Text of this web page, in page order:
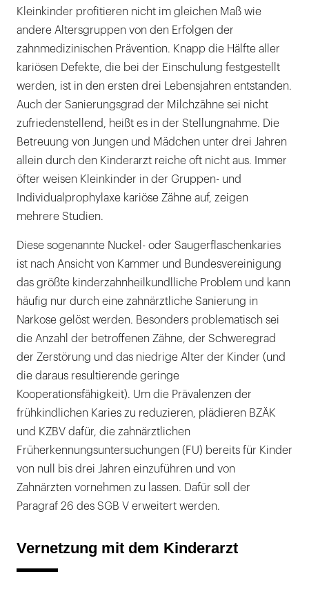
Kleinkinder profitieren nicht im gleichen Maß wie
andere Altersgruppen von den Erfolgen der
zahnmedizinischen Prävention. Knapp die Hälfte aller
kariösen Defekte, die bei der Einschulung festgestellt
werden, ist in den ersten drei Lebensjahren entstanden.
Auch der Sanierungsgrad der Milchzähne sei nicht
zufriedenstellend, heißt es in der Stellungnahme. Die
Betreuung von Jungen und Mädchen unter drei Jahren
allein durch den Kinderarzt reiche oft nicht aus. Immer
öfter weisen Kleinkinder in der Gruppen- und
Individualprophylaxe kariöse Zähne auf, zeigen
mehrere Studien.
Diese sogenannte Nuckel- oder Saugerflaschenkaries
ist nach Ansicht von Kammer und Bundesvereinigung
das größte kinderzahnheilkundlliche Problem und kann
häufig nur durch eine zahnärztliche Sanierung in
Narkose gelöst werden. Besonders problematisch sei
die Anzahl der betroffenen Zähne, der Schweregrad
der Zerstörung und das niedrige Alter der Kinder (und
die daraus resultierende geringe
Kooperationsfähigkeit). Um die Prävalenzen der
frühkindlichen Karies zu reduzieren, plädieren BZÄK
und KZBV dafür, die zahnärztlichen
Früherkennungsuntersuchungen (FU) bereits für Kinder
von null bis drei Jahren einzuführen und von
Zahnärzten vornehmen zu lassen. Dafür soll der
Paragraf 26 des SGB V erweitert werden.
Vernetzung mit dem Kinderarzt